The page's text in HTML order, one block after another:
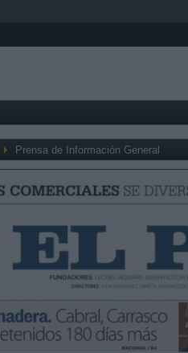
Prensa de Información General